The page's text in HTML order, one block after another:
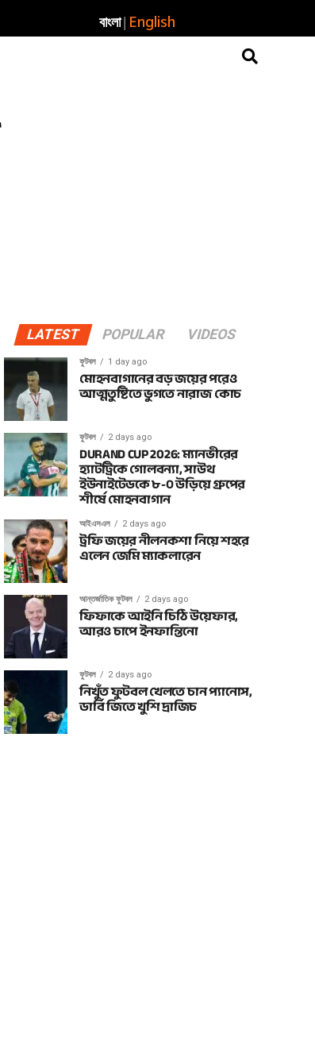
বাংলা| English
LATEST POPULAR VIDEOS
ফুটবল 1 day ago
মোহনবাগানের বড় জয়ের পরেও
আত্মতুষ্টিতে ভুগতে নারাজ কোচ
ফুটবল 2 days ago
DURAND CUP 2026: ম্যানভীরের
হ্যাটট্রিকে গোলবন্যা, সাউথ
ইউনাইটেডকে ৮-০ উড়িয়ে গ্রুপের
শীর্ষে মোহনবাগান
আইএসএল 2 days ago
ট্রফি জয়ের নীলনকশা নিয়ে শহরে
এলেন জেমি ম্যাকলারেন
আন্তর্জাতিক ফুটবল 2 days ago
ফিফাকে আইনি চিঠি উয়েফার,
আরও চাপে ইনফান্তিনো
ফুটবল 2 days ago
নিখুঁত ফুটবল খেলতে চান প্যানোস,
ডার্বি জিতে খুশি দ্রাজিচ